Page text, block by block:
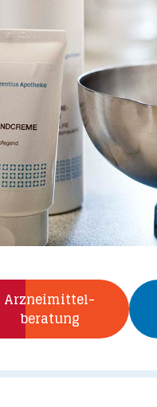
Arzneimittel-­
beratung